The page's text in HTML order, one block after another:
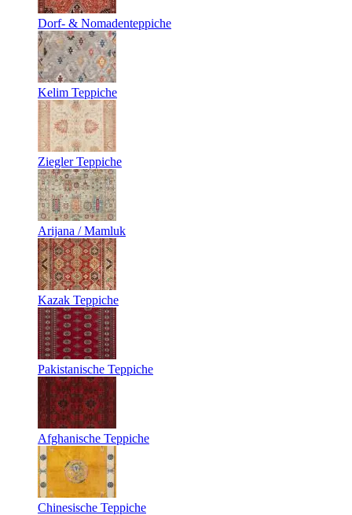
Dorf- & Nomadenteppiche
Kelim Teppiche
Ziegler Teppiche
Arijana / Mamluk
Kazak Teppiche
Pakistanische Teppiche
Afghanische Teppiche
Chinesische Teppiche